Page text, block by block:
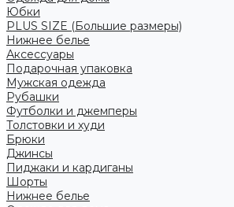
Юбки
PLUS SIZE (Большие размеры)
Нижнее белье
Аксессуары
Подарочная упаковка
Мужская одежда
Рубашки
Футболки и джемперы
Толстовки и худи
Брюки
Джинсы
Пиджаки и кардиганы
Шорты
Нижнее белье